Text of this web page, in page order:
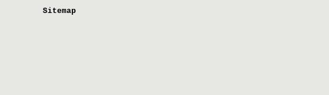
Sitemap